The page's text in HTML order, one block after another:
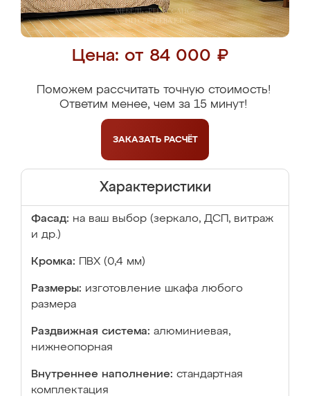
Цена: от 84 000 ₽
Поможем рассчитать точную стоимость!
Ответим менее, чем за 15 минут!
ЗАКАЗАТЬ РАСЧЁТ
Характеристики
Фасад: на ваш выбор (зеркало, ДСП, витраж
и др.)
Кромка: ПВХ (0,4 мм)
Размеры: изготовление шкафа любого
размера
Раздвижная система: алюминиевая,
нижнеопорная
Внутреннее наполнение: стандартная
комплектация